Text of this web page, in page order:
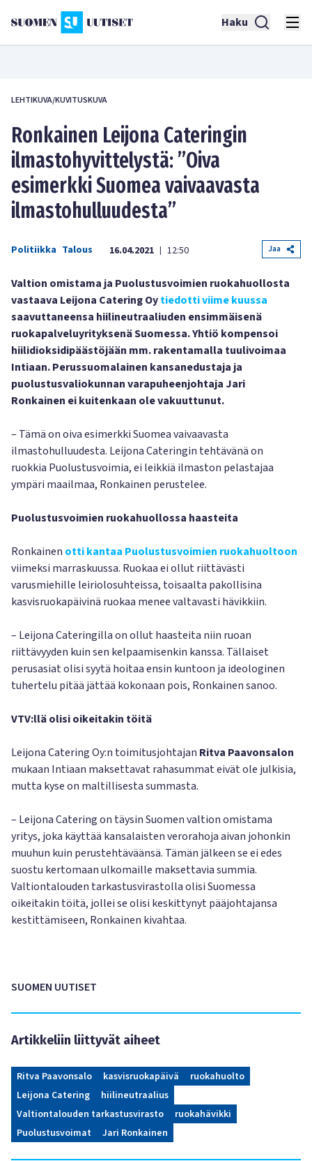
Haku
LEHTIKUVA/KUVITUSKUVA
Ronkainen Leijona Cateringin
ilmastohyvittelystä: ”Oiva
esimerkki Suomea vaivaavasta
ilmastohulluudesta”
Politiikka Talous 16.04.2021 | 12:50 Jaa
Valtion omistama ja Puolustusvoimien ruokahuollosta
vastaava Leijona Catering Oytiedotti viime kuussa
saavuttaneensa hiilineutraaliuden ensimmäisenä
ruokapalveluyrityksenä Suomessa. Yhtiö kompensoi
hiilidioksidipäästöjään mm. rakentamalla tuulivoimaa
Intiaan. Perussuomalainen kansanedustaja ja
puolustusvaliokunnan varapuheenjohtaja Jari
Ronkainen ei kuitenkaan ole vakuuttunut.
– Tämä on oiva esimerkki Suomea vaivaavasta
ilmastohulluudesta. Leijona Cateringin tehtävänä on
ruokkia Puolustusvoimia, ei leikkiä ilmaston pelastajaa
ympäri maailmaa, Ronkainen perustelee.
Puolustusvoimien ruokahuollossa haasteita
Ronkainen otti kantaa Puolustusvoimien ruokahuoltoon
viimeksi marraskuussa. Ruokaa ei ollut riittävästi
varusmiehille leiriolosuhteissa, toisaalta pakollisina
kasvisruokapäivinä ruokaa menee valtavasti hävikkiin.
– Leijona Cateringilla on ollut haasteita niin ruoan
riittävyyden kuin sen kelpaamisenkin kanssa. Tällaiset
perusasiat olisi syytä hoitaa ensin kuntoon ja ideologinen
tuhertelu pitää jättää kokonaan pois, Ronkainen sanoo.
VTV:llä olisi oikeitakin töitä
Leijona Catering Oy:n toimitusjohtajan Ritva Paavonsalon
mukaan Intiaan maksettavat rahasummat eivät ole julkisia,
mutta kyse on maltillisesta summasta.
– Leijona Catering on täysin Suomen valtion omistama
yritys, joka käyttää kansalaisten verorahoja aivan johonkin
muuhun kuin perustehtäväänsä. Tämän jälkeen se ei edes
suostu kertomaan ulkomaille maksettavia summia.
Valtiontalouden tarkastusvirastolla olisi Suomessa
oikeitakin töitä, jollei se olisi keskittynyt pääjohtajansa
kestittämiseen, Ronkainen kivahtaa.
SUOMEN UUTISET
Artikkeliin liittyvät aiheet
Ritva Paavonsalo kasvisruokapäivä
ruokahuolto
Leijona Catering
hiilineutraalius
Valtiontalouden tarkastusvirasto
ruokahävikki
Puolustusvoimat
Jari Ronkainen